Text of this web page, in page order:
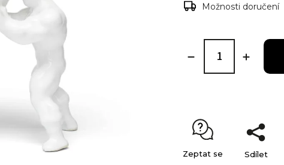
Možnosti doručení
Zeptat se Sdílet